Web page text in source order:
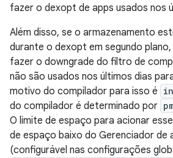
fazer o dexopt de apps usados nos
Além disso, se o armazenamento
durante o dexopt em segundo
fazer o downgrade do filtro de
não são usados nos últimos dias
motivo do compilador para isso é
do compilador é determinado por
O limite de espaço para acionar
de espaço baixo do Gerenciador de
(configurável nas configurações